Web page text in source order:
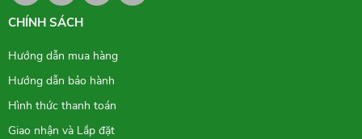
CHÍNH SÁCH
Hướng dẫn mua hàng
Hướng dẫn bảo hành
Hình thức thanh toán
Giao nhận và Lắp đặt